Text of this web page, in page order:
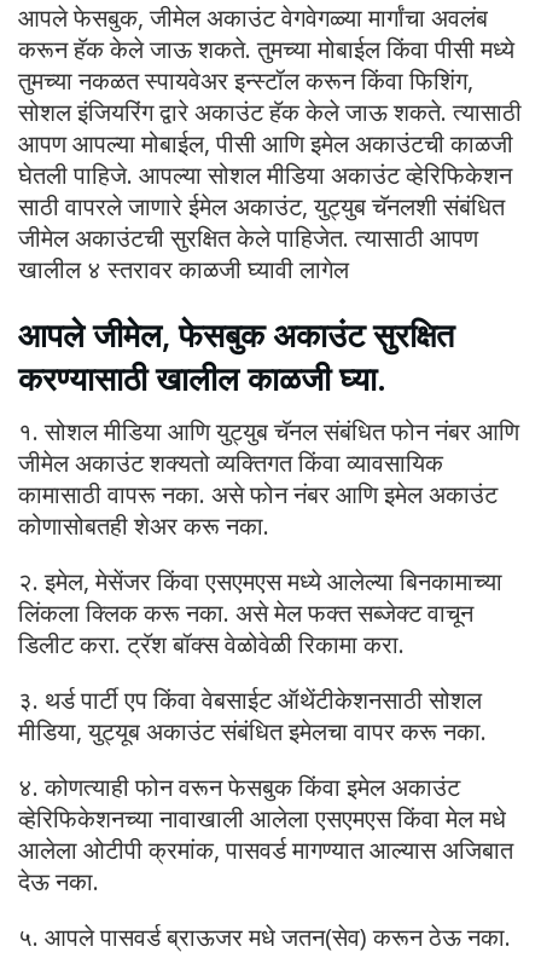
आपले फेसबुक, जीमेल अकाउंट वेगवेगळ्या मार्गांचा अवलंब
करून हॅक केले जाऊ शकते. तुमच्या मोबाईल किंवा पीसी मध्ये
तुमच्या नकळत स्पायवेअर इन्स्टॉल करून किंवा फिशिंग,
सोशल इंजियरिंग द्वारे अकाउंट हॅक केले जाऊ शकते. त्यासाठी
आपण आपल्या मोबाईल, पीसी आणि इमेल अकाउंटची काळजी
घेतली पाहिजे. आपल्या सोशल मीडिया अकाउंट व्हेरिफिकेशन
साठी वापरले जाणारे ईमेल अकाउंट, युट्युब चॅनलशी संबंधित
जीमेल अकाउंटची सुरक्षित केले पाहिजेत. त्यासाठी आपण
खालील ४ स्तरावर काळजी घ्यावी लागेल
आपले जीमेल, फेसबुक अकाउंट सुरक्षित
करण्यासाठी खालील काळजी घ्या.
१. सोशल मीडिया आणि युट्युब चॅनल संबंधित फोन नंबर आणि
जीमेल अकाउंट शक्यतो व्यक्तिगत किंवा व्यावसायिक
कामासाठी वापरू नका. असे फोन नंबर आणि इमेल अकाउंट
कोणासोबतही शेअर करू नका.
२. इमेल, मेसेंजर किंवा एसएमएस मध्ये आलेल्या बिनकामाच्या
लिंकला क्लिक करू नका. असे मेल फक्त सब्जेक्ट वाचून
डिलीट करा. ट्रॅश बॉक्स वेळोवेळी रिकामा करा.
३. थर्ड पार्टी एप किंवा वेबसाईट ऑथेंटीकेशनसाठी सोशल
मीडिया, युट्यूब अकाउंट संबंधित इमेलचा वापर करू नका.
४. कोणत्याही फोन वरून फेसबुक किंवा इमेल अकाउंट
व्हेरिफिकेशनच्या नावाखाली आलेला एसएमएस किंवा मेल मधे
आलेला ओटीपी क्रमांक, पासवर्ड मागण्यात आल्यास अजिबात
देऊ नका.
५. आपले पासवर्ड ब्राऊजर मधे जतन(सेव) करून ठेऊ नका.